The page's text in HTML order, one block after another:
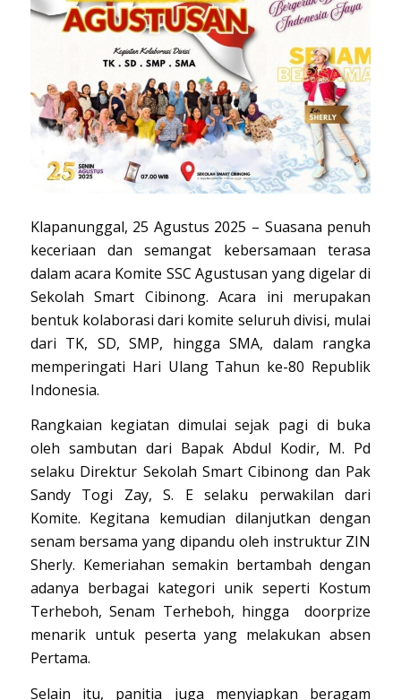
Klapanunggal, 25 Agustus 2025 – Suasana penuh
keceriaan dan semangat kebersamaan terasa
dalam acara Komite SSC Agustusan yang digelar di
Sekolah Smart Cibinong. Acara ini merupakan
bentuk kolaborasi dari komite seluruh divisi, mulai
dari TK, SD, SMP, hingga SMA, dalam rangka
memperingati Hari Ulang Tahun ke-80 Republik
Indonesia.
Rangkaian kegiatan dimulai sejak pagi di buka
oleh sambutan dari Bapak Abdul Kodir, M. Pd
selaku Direktur Sekolah Smart Cibinong dan Pak
Sandy Togi Zay, S. E selaku perwakilan dari
Komite. Kegitana kemudian dilanjutkan dengan
senam bersama yang dipandu oleh instruktur ZIN
Sherly. Kemeriahan semakin bertambah dengan
adanya berbagai kategori unik seperti Kostum
Terheboh, Senam Terheboh, hingga doorprize
menarik untuk peserta yang melakukan absen
Pertama.
Selain itu, panitia juga menyiapkan beragam